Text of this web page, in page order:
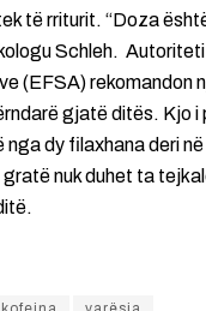
të rriturit. “Doza
Schleh.
(EFSA) rekomandon
gjatë ditës. Kjo i
dy filaxhana deri
nuk duhet ta